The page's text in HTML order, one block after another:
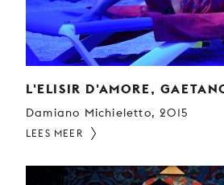
L'ELISIR D'AMORE,
Damiano Michieletto, 2015
LEES MEER